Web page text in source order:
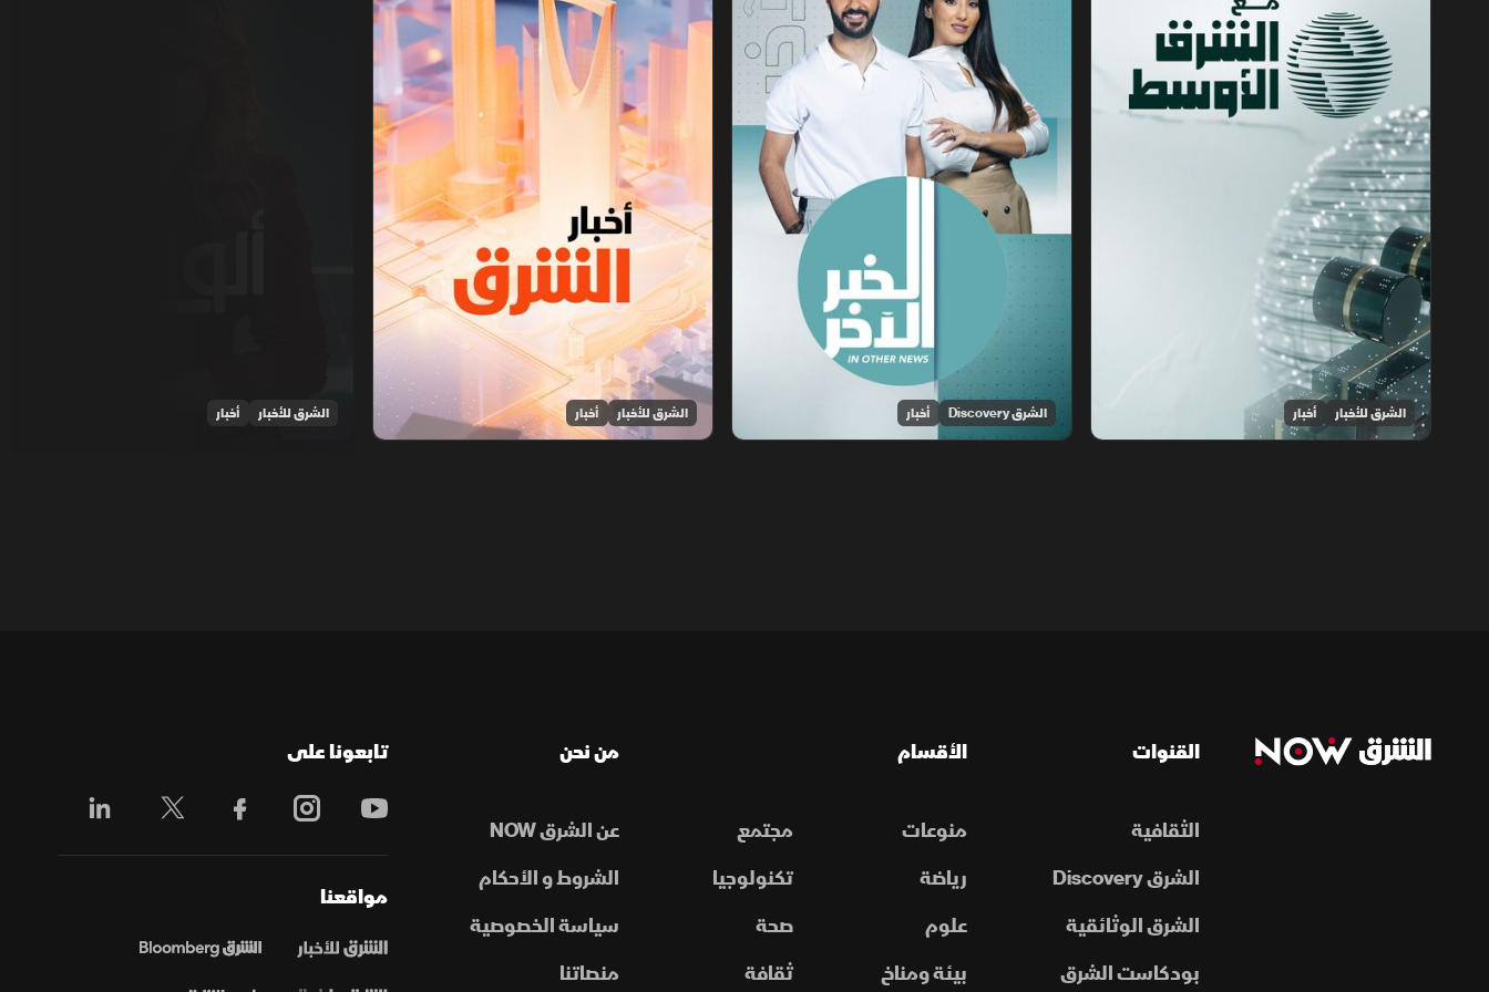
الشرق للأخبار أخبار الشرق Discovery أخبار الشرق للأخبار أخبار الشرق للأخبار أخبار
القنوات
الثقافية
الشرق Discovery
الشرق الوثائقية
بودكاست الشرق
الأقسام
منوعات
مجتمع
رياضة
تكنولوجيا
علوم
صحة
بيئة ومناخ
ثقافة
من نحن
عن الشرق NOW
الشروط و الأحكام
سياسة الخصوصية
منصاتنا
تابعونا على
مواقعنا